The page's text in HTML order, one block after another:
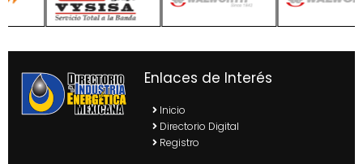
Enlaces de Interés
Inicio
Directorio Digital
Registro